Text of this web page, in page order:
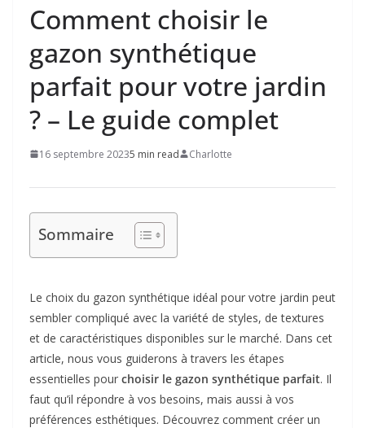
Comment choisir le
gazon synthétique
parfait pour votre jardin
? – Le guide complet
16 septembre 20235 min read Charlotte
Sommaire
Le choix du gazon synthétique idéal pour votre jardin peut
sembler compliqué avec la variété de styles, de textures
et de caractéristiques disponibles sur le marché. Dans cet
article, nous vous guiderons à travers les étapes
essentielles pour choisir le gazon synthétique parfait. Il
faut qu’il répondre à vos besoins, mais aussi à vos
préférences esthétiques. Découvrez comment créer un